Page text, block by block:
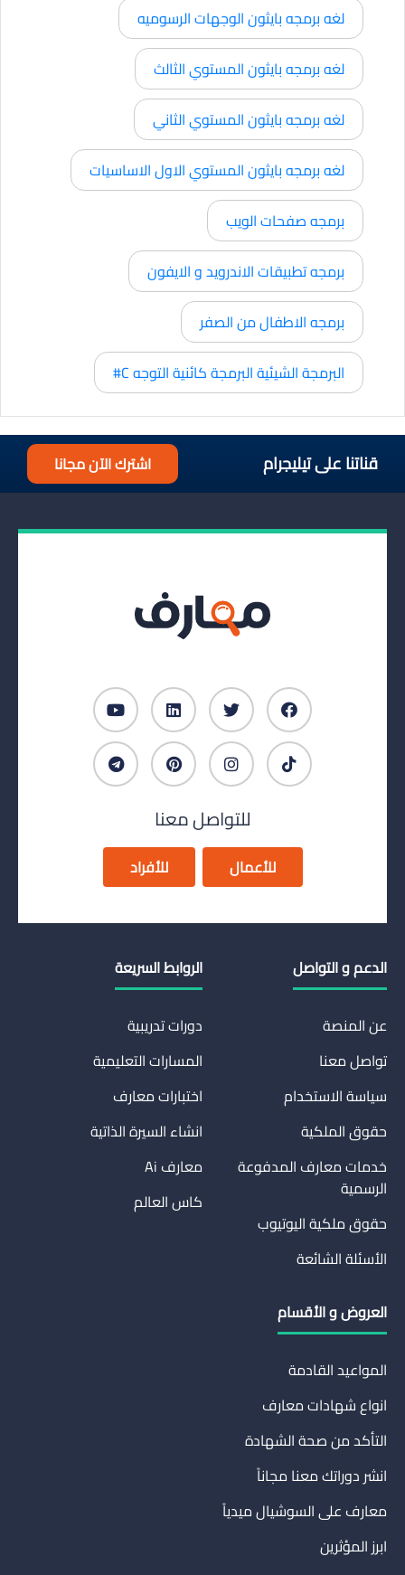
لغه برمجه بايثون الوجهات الرسوميه
لغه برمجه بايثون المستوي الثالث
لغه برمجه بايثون المستوي الثاني
لغه برمجه بايثون المستوي الاول الاساسيات
برمجه صفحات الويب
برمجه تطبيقات الاندرويد و الايفون
برمجه الاطفال من الصفر
البرمجة الشيئية البرمجة كائنية التوجه C#
قناتنا على تيليجرام اشترك الآن مجانا
للتواصل معنا
للأعمال للأفراد
الدعم و التواصل
عن المنصة
تواصل معنا
سياسة الاستخدام
حقوق الملكية
خدمات معارف المدفوعة
الرسمية
حقوق ملكية اليوتيوب
الأسئلة الشائعة
الروابط السريعة
دورات تدريبية
المسارات التعليمية
اختبارات معارف
انشاء السيرة الذاتية
معارف Ai
كاس العالم
العروض و الأقسام
المواعيد القادمة
انواع شهادات معارف
التأكد من صحة الشهادة
انشر دوراتك معنا مجاناً
معارف على السوشيال ميدياً
ابرز المؤثرين